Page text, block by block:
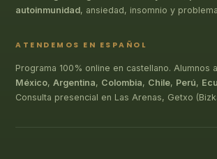
autoinmunidad, ansiedad, insomnio y
ATENDEMOS EN ESPAÑOL
Programa 100% online en castellano. Alumnos
México, Argentina, Colombia, Chile, Perú,
Consulta presencial en Las Arenas, Getxo